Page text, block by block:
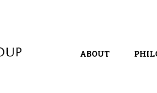
ABOUT